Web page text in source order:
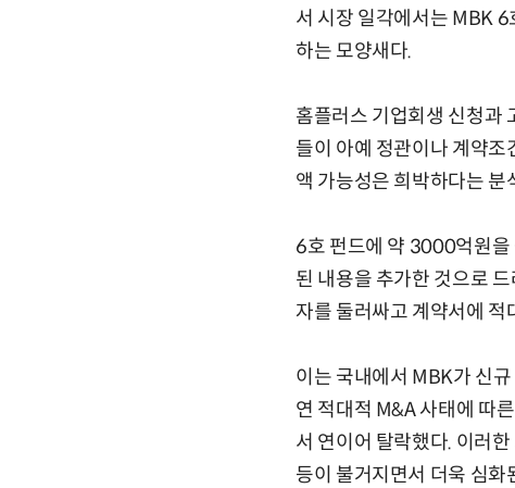
서 시장 일각에서는 MBK
하는 모양새다.
홈플러스 기업회생 신청과
들이 아예 정관이나 계약
액 가능성은 희박하다는 분
6호 펀드에 약 3000억원을
된 내용을 추가한 것으로
자를 둘러싸고 계약서에
이는 국내에서 MBK가 신
연 적대적 M&A 사태에 따
서 연이어 탈락했다. 이러
등이 불거지면서 더욱 심화